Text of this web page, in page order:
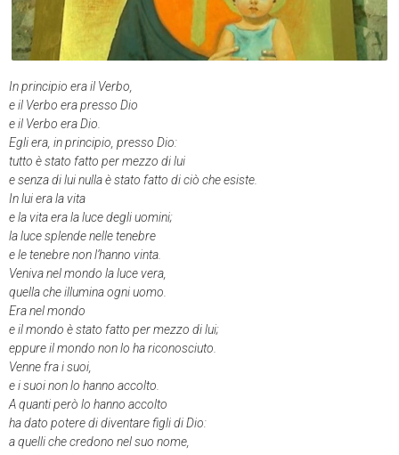
In principio era il Verbo,
e il Verbo era presso Dio
e il Verbo era Dio.
Egli era, in principio, presso Dio:
tutto è stato fatto per mezzo di lui
e senza di lui nulla è stato fatto di ciò che esiste.
In lui era la vita
e la vita era la luce degli uomini;
la luce splende nelle tenebre
e le tenebre non l’hanno vinta.
Veniva nel mondo la luce vera,
quella che illumina ogni uomo.
Era nel mondo
e il mondo è stato fatto per mezzo di lui;
eppure il mondo non lo ha riconosciuto.
Venne fra i suoi,
e i suoi non lo hanno accolto.
A quanti però lo hanno accolto
ha dato potere di diventare figli di Dio:
a quelli che credono nel suo nome,